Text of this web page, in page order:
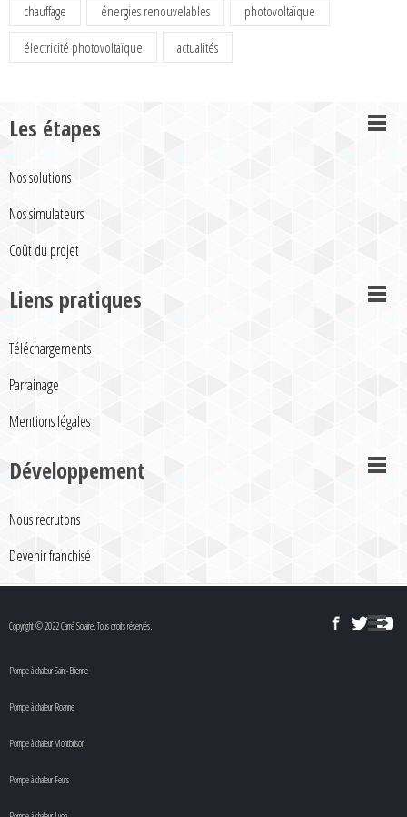
chauffage énergies renouvelables
photovoltaïque
électricité photovoltaïque
actualités
Les étapes
Nos solutions
Nos simulateurs
Coût du projet
Liens pratiques
Téléchargements
Parrainage
Mentions légales
Développement
Nous recrutons
Devenir franchisé
Copyright © 2022 Carré Solaire. Tous droits réservés.
Pompe à chaleur Saint-Etienne
Pompe à chaleur Roanne
Pompe à chaleur Montbrison
Pompe à chaleur Feurs